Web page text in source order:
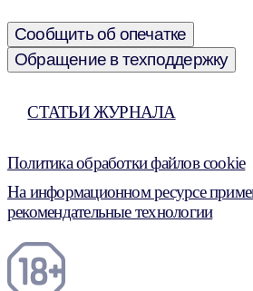
Сообщить об опечатке
Обращение в техподдержку
СТАТЬИ ЖУРНАЛА
Политика обработки файлов cookie
На информационном ресурсе
рекомендательные технологии